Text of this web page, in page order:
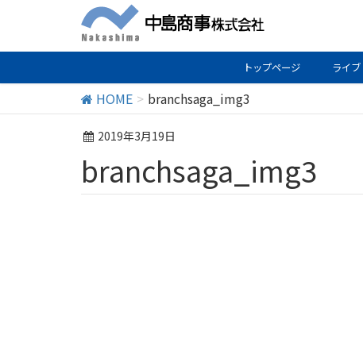
トップページ ライ
HOME branchsaga_img3
2019年3月19日
branchsaga_img3